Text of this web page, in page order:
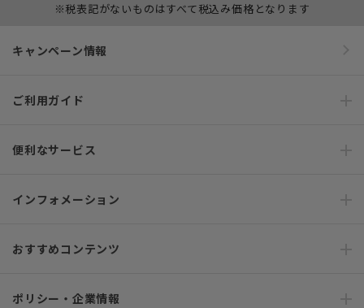
※税表記がないものはすべて税込み価格となります
キャンペーン情報
ご利用ガイド
便利なサービス
インフォメーション
おすすめコンテンツ
ポリシー・企業情報